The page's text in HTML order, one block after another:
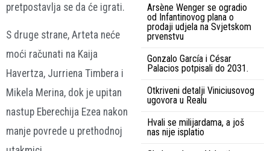
pretpostavlja se da će igrati.
S druge strane, Arteta neće
moći računati na Kaija
Havertza, Jurriena Timbera i
Mikela Merina, dok je upitan
nastup Eberechija Ezea nakon
manje povrede u prethodnoj
Arsène Wenger se ogradio
od Infantinovog plana o
prodaji udjela na Svjetskom
prvenstvu
Gonzalo García i César
Palacios potpisali do 2031.
Otkriveni detalji Viniciusovog
ugovora u Realu
Hvali se milijardama, a još
nas nije isplatio